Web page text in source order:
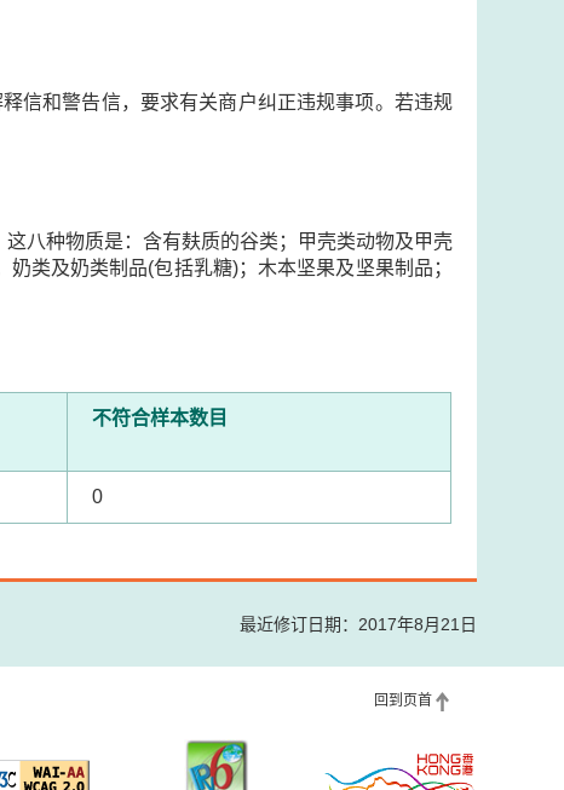
信和警告信，要求有关商户纠正违规事项。若违规
八种物质是：含有麸质的谷类；甲壳类动物及甲壳
类及奶类制品(包括乳糖)；木本坚果及坚果制品；
不符合样本数目
0
最近修订日期：2017年8月21日
回到页首